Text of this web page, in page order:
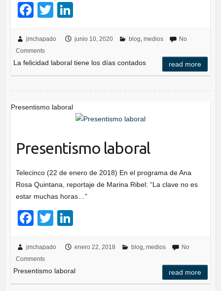
F
c
e
b
o
T
tt
er
k
e
dI
jmchapado junio 10, 2020 blog, medios
No
Comments
La felicidad laboral tiene los días contados read more
Presentismo laboral
Presentismo laboral
Telecinco (22 de enero de 2018) En el programa de Ana
Rosa Quintana, reportaje de Marina Ribel: “La clave no es
estar muchas horas…”
F
c
e
b
T
tt
er
k
e
dI
jmchapado enero 22, 2018 blog, medios
No
Comments
Presentismo laboral read more